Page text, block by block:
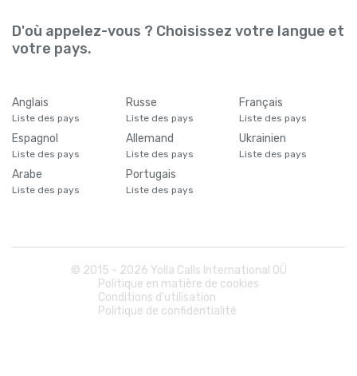
D'où appelez-vous ? Choisissez votre langue et
votre pays.
Anglais
Liste des pays
Russe
Liste des pays
Français
Liste des pays
Espagnol
Liste des pays
Allemand
Liste des pays
Ukrainien
Liste des pays
Arabe
Liste des pays
Portugais
Liste des pays
© 2015 - 2026 Yolla Calls International OÜ
Politique en matière de cookies
Conditions d'utilisation
Politique de confidentialité